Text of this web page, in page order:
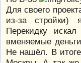
Для своего
из-за стройки)
Перекидку
вменяемые
Не нашёл. В